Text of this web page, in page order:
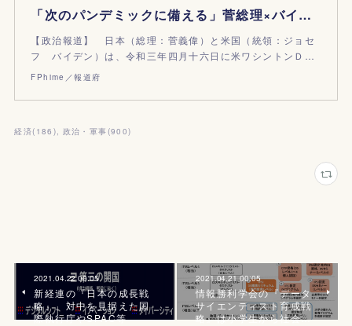
「次のパンデミックに備える」菅総理×バイデン米統領｜日米首脳共同声明
【政治報道】 日本（総理：菅義偉）と米国（統領：ジョセ
フ バイデン）は、令和三年四月十六日に米ワシントンＤ…
FPhime／報道府
経済( 186 ) 政治・軍事 (900)
2021.04.22 00:05
新経連の『日本の成長戦
略』、対中を見据えた国
際執行庁やSPAC等
2021.04.21 00:05
情報勝利学会の『データ
サイエンティスト育成戦
略』は小学生から社会…